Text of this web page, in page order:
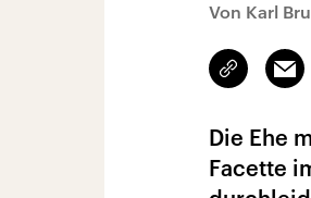
Von Karl
Link
kopieren/
Email
Die Ehe
Facette